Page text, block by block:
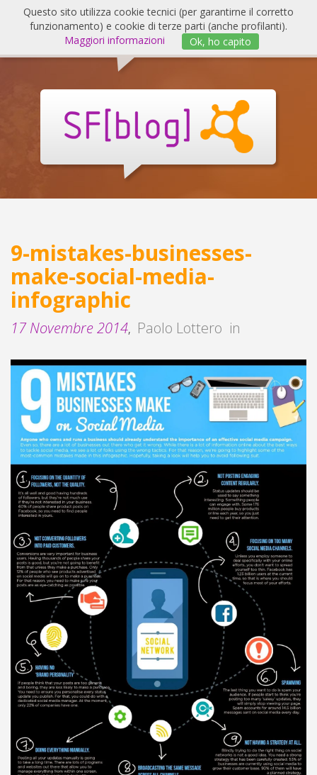
Salta
contenuto
Blog
9-mistakes-businesses-
make-social-media-
infographic
17 Novembre 2014, Paolo Lottero in
Questo sito utilizza cookie tecnici (per garantirne il corretto
funzionamento) e cookie di terze parti (anche profilanti).
Maggiori informazioni
Ok, ho capito